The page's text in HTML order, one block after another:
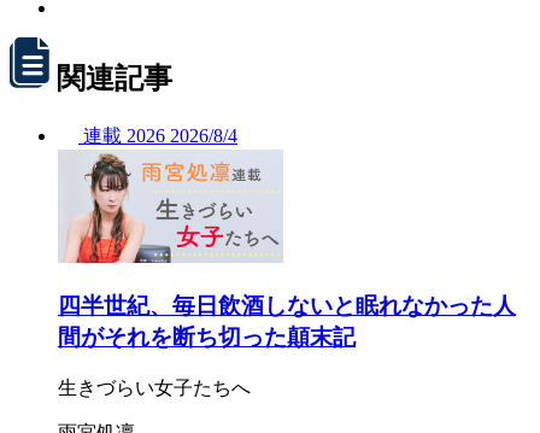
関連記事
連載 2026 2026/8/4
四半世紀、毎日飲酒しないと眠れなかった人
間がそれを断ち切った顛末記
生きづらい女子たちへ